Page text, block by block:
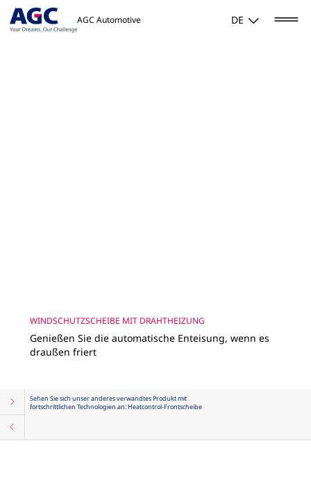
AGC Automotive DE
WINDSCHUTZSCHEIBE MIT DRAHTHEIZUNG
Genießen Sie die automatische Enteisung, wenn es
draußen friert
Sehen Sie sich unser anderes verwandtes Produkt mit
fortschrittlichen Technologien an: Heatcontrol-Frontscheibe